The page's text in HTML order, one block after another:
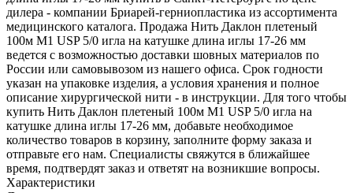
дилера - компании Бриарей-герниопластика из ассортимента
медицинского каталога. Продажа Нить Даклон плетеный
100м М1 USP 5/0 игла на катушке длина иглы 17-26 мм
ведется с возможностью доставки шовных материалов по
России или самовывозом из нашего офиса. Срок годности
указан на упаковке изделия, а условия хранения и полное
описание хирургической нити - в инструкции. Для того чтобы
купить Нить Даклон плетеный 100м М1 USP 5/0 игла на
катушке длина иглы 17-26 мм, добавьте необходимое
количество товаров в корзину, заполните форму заказа и
отправьте его нам. Специалисты свяжутся в ближайшее
время, подтвердят заказ и ответят на возникшие вопросы.
Характеристики